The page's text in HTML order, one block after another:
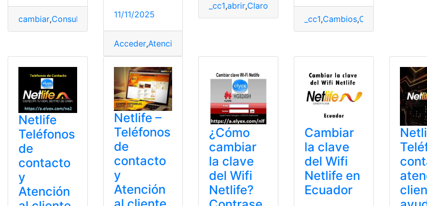
cambiar,Consulta Consulta online,contraseña Netlife
11/11/2025
Acceder,Atención al cliente
_cc1,abrir,Claro Claves,CNT,JCWARE,Módem
_cc1,Cambios,Clave
Netlife
Teléfonos
de
contacto
y
Atención
Netlife –
Teléfonos
de
contacto
y
Atención
¿Cómo
cambiar
la clave
del Wifi
Netlife?
Cambiar
la clave
del Wifi
Netlife en
Ecuador